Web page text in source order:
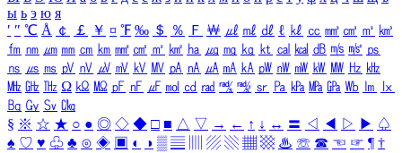
ы ь э ю я
′ ″ ℃ Å ￠ ￡ ￥ ¤ ℉ ‰ ＄ ％ Ｆ ￦ ㎕ ㎖ ㎗ ℓ ㎘ ㏄ ㎣ ㎤ ㎥ ㎦
㎙ ㎚ ㎛ ㎜ ㎝ ㎞ ㎟ ㎠ ㎡ ㎢ ㏊ ㎍ ㎎ ㎏ ㏏ ㎈ ㎉ ㏈ ㎧ ㎨ ㎰
㎱ ㎲ ㎳ ㎴ ㎵ ㎶ ㎷ ㎸ ㎹ ㎀ ㎁ ㎂ ㎃ ㎄ ㎺ ㎻ ㎽ ㎾ ㎿ ㎐ ㎑
㎒ ㎓ ㎔ Ω ㏀ ㏁ ㎊ ㎋ ㎌ ㏖ ㏅ ㎭ ㎮ ㎯ ㏛ ㎩ ㎪ ㎫ ㎬ ㏝ ㏐
㏓
㏃ ㏉ ㏜ ㏆
§ ※ ☆ ★ ○ ● ◎ ◇ ◆ □ ■ △ ▽ → ← ↑ ↓ ↔ 〓 ◁ ◀ ▷ ▶ ♤
♠ ♡ ♥ ♧ ♣ ⊙ ◈ ▣ ◐ ◑ ▒ ▤ ▨ ▧ ▦ ▩ ♨ ☏ ☎ ☜ ☞ ¶ †